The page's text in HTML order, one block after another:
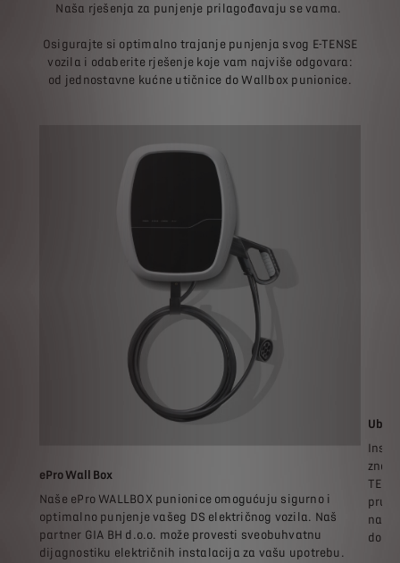
Naša rješenja za punjenje prilagođavaju se vama.
Osigurajte si optimalno trajanje punjenja svog E-TENSE
vozila i odaberite rješenje koje vam najviše odgovara:
od jednostavne kućne utičnice do Wallbox punionice.
ePro Wall Box
Naše ePro WALLBOX punionice omogućuju sigurno i
optimalno punjenje vašeg DS električnog vozila. Naš
partner GIA BH d.o.o. može provesti sveobuhvatnu
dijagnostiku električnih instalacija za vašu upotrebu.
do